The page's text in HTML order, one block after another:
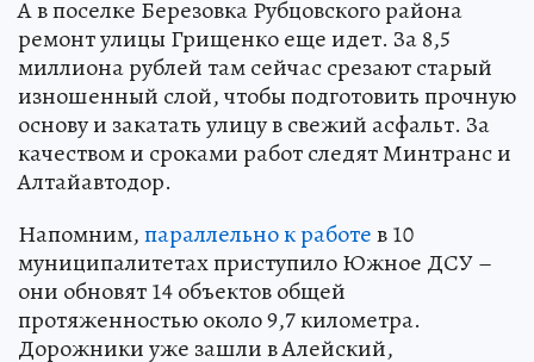
А в поселке Березовка Рубцовского района
ремонт улицы Грищенко еще идет. За 8,5
миллиона рублей там сейчас срезают старый
изношенный слой, чтобы подготовить прочную
основу и закатать улицу в свежий асфальт. За
качеством и сроками работ следят Минтранс и
Алтайавтодор.
Напомним,параллельно к работев 10
муниципалитетах приступило Южное ДСУ –
они обновят 14 объектов общей
протяженностью около 9,7 километра.
Дорожники уже зашли в Алейский,